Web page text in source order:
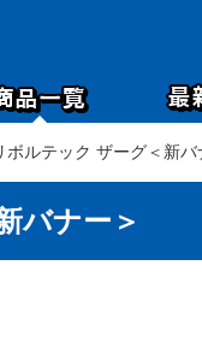
ボルテック ザーグ＜新バ
バナー＞